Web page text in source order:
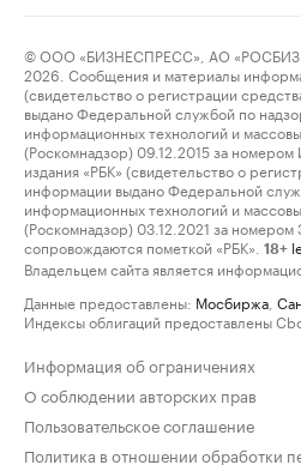
© ООО «БИЗНЕСПРЕСС», АО
2026. Сообщения и материалы
(свидетельство о регистрации
выдано Федеральной службой по
информационных технологий и
(Роскомнадзор) 09.12.2015 за
издания «РБК» (свидетельство о
информации выдано Федеральной
информационных технологий и
(Роскомнадзор) 03.12.2021 за
сопровождаются пометкой «РБК».
18+
Владельцем сайта является
Данные предоставлены: Мосбиржа
Индексы облигаций предоставлены
Информация об ограничениях
О соблюдении авторских прав
Пользовательское соглашение
Политика в отношении обработки